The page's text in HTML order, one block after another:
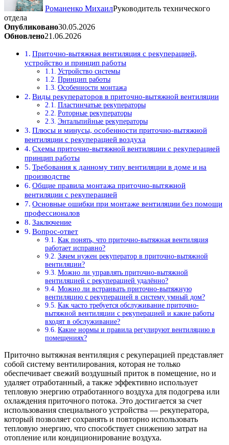
Романенко МихаилРуководитель технического
отдела
Опубликовано30.05.2026
Обновлено21.06.2026
Приточно-вытяжная вентиляция с рекуперацией,
устройство и принцип работы
Устройство системы
Принцип работы
Особенности монтажа
Виды рекуператоров в приточно-вытяжной вентиляции
Пластинчатые рекуператоры
Роторные рекуператоры
Энтальпийные рекуператоры
Плюсы и минусы, особенности приточно-вытяжной
вентиляции с рекуперацией воздуха
Схемы приточно-вытяжной вентиляции с рекуперацией
принцип работы
Требования к данному типу вентиляции в доме и на
производстве
Общие правила монтажа приточно-вытяжной
вентиляции с рекуперацией
Основные ошибки при монтаже вентиляции без помощи
профессионалов
Заключение
Вопрос-ответ
Как понять, что приточно-вытяжная вентиляция
работает исправно?
Зачем нужен рекуператор в приточно-вытяжной
вентиляции?
Можно ли управлять приточно-вытяжной
вентиляцией с рекуперацией удалённо?
Можно ли встраивать приточно-вытяжную
вентиляцию с рекуперацией в систему умный дом?
Как часто требуется обслуживание приточно-
вытяжной вентиляции с рекуперацией и какие работы
входят в обслуживание?
Какие нормы и правила регулируют вентиляцию в
помещениях?
Приточно вытяжная вентиляция с рекуперацией представляет
собой систему вентилирования, которая не только
обеспечивает свежий воздушный приток в помещение, но и
удаляет отработанный, а также эффективно использует
тепловую энергию отработанного воздуха для подогрева или
охлаждения приточного потока. Это достигается за счет
использования специального устройства — рекуператора,
который позволяет сохранять и повторно использовать
тепловую энергию, что способствует снижению затрат на
отопление или кондиционирование воздуха.